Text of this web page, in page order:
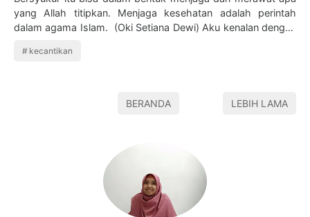
yang Allah titipkan. Menjaga kesehatan adalah perintah
dalam agama Islam. (Oki Setiana Dewi) Aku kenalan dengan
kecantikan
BERANDA LEBIH LAMA